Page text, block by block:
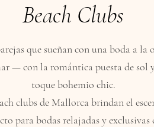
Beach Clubs
que sueñan con una boda a la
— con la romántica puesta de sol
toque bohemio chic.
clubs de Mallorca brindan el
para bodas relajadas y exclusivas